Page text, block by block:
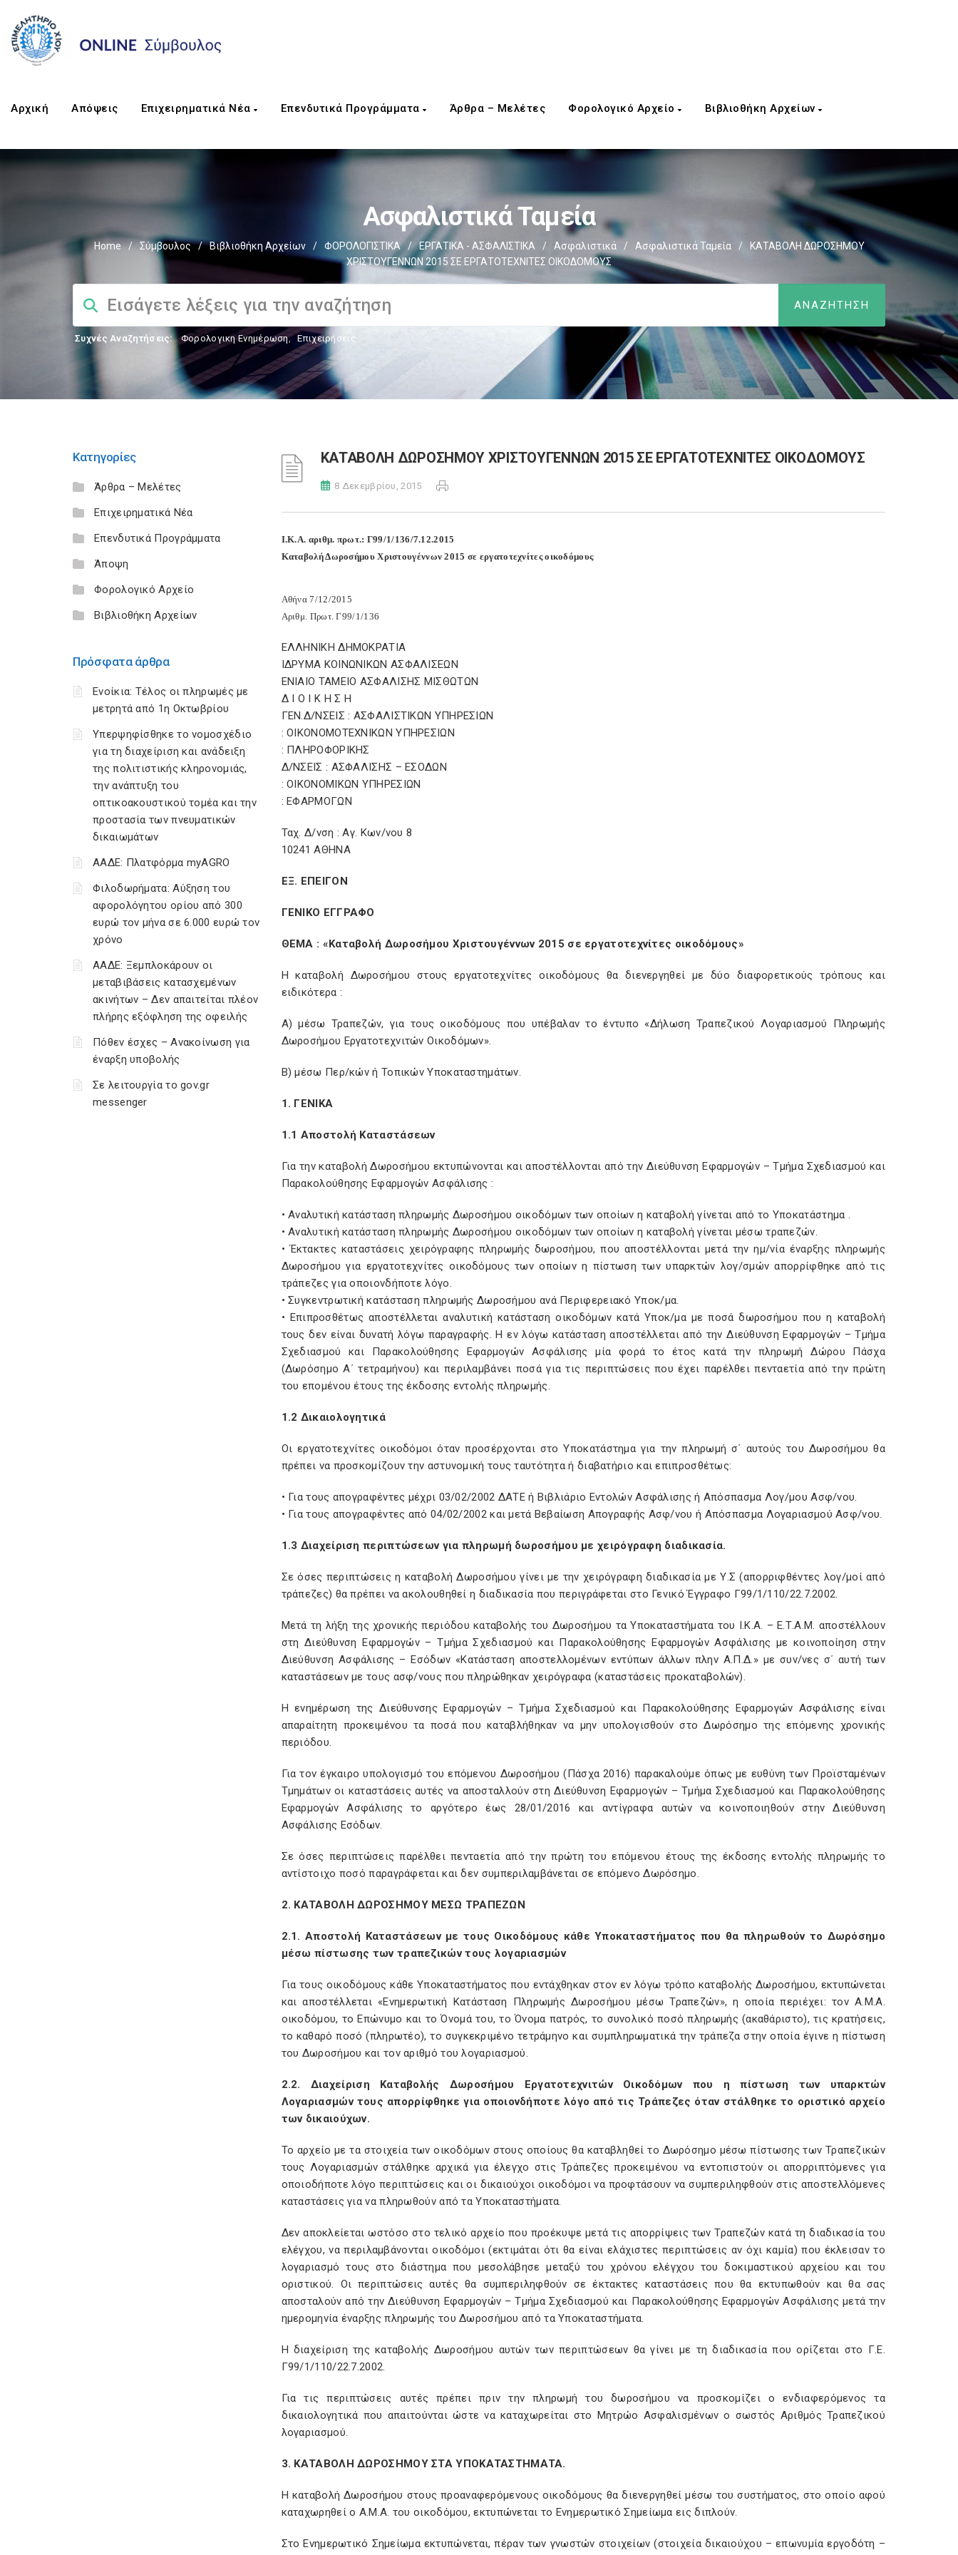
Αρχική Απόψεις Επιχειρηματικά Νέα Επενδυτικά Προγράμματα Άρθρα – Μελέτες Φορολογικό Αρχείο Βιβλιοθήκη Αρχείων
Ασφαλιστικά Ταμεία
Home / Σύμβουλος / Βιβλιοθήκη Αρχείων / ΦΟΡΟΛΟΓΙΣΤΙΚΑ / ΕΡΓΑΤΙΚΑ - ΑΣΦΑΛΙΣΤΙΚΑ / Ασφαλιστικά / Ασφαλιστικά Ταμεία /
ΚΑΤΑΒΟΛΗ ΔΩΡΟΣΗΜΟΥ
ΧΡΙΣΤΟΥΓΕΝΝΩΝ 2015 ΣΕ ΕΡΓΑΤΟΤΕΧΝΙΤΕΣ ΟΙΚΟΔΟΜΟΥΣ
Συχνές Αναζητήσεις: Φορολογικη Ενημέρωση, Επιχειρήσεις
Κατηγορίες
Άρθρα – Μελέτες
Επιχειρηματικά Νέα
Επενδυτικά Προγράμματα
Άποψη
Φορολογικό Αρχείο
Βιβλιοθήκη Αρχείων
Πρόσφατα άρθρα
Ενοίκια: Τέλος οι πληρωμές με
μετρητά από 1η Οκτωβρίου
Υπερψηφίσθηκε το νομοσχέδιο
για τη διαχείριση και ανάδειξη
της πολιτιστικής κληρονομιάς,
την ανάπτυξη του
οπτικοακουστικού τομέα και την
προστασία των πνευματικών
δικαιωμάτων
ΑΑΔΕ: Πλατφόρμα myAGRO
Φιλοδωρήματα: Αύξηση του
αφορολόγητου ορίου από 300
ευρώ τον μήνα σε 6.000 ευρώ τον
χρόνο
ΑΑΔΕ: Ξεμπλοκάρουν οι
μεταβιβάσεις κατασχεμένων
ακινήτων – Δεν απαιτείται πλέον
πλήρης εξόφληση της οφειλής
Πόθεν έσχες – Ανακοίνωση για
έναρξη υποβολής
Σε λειτουργία το gov.gr
messenger
ΚΑΤΑΒΟΛΗ ΔΩΡΟΣΗΜΟΥ ΧΡΙΣΤΟΥΓΕΝΝΩΝ 2015 ΣΕ ΕΡΓΑΤΟΤΕΧΝΙΤΕΣ ΟΙΚΟΔΟΜΟΥΣ
8 Δεκεμβρίου, 2015
Ι.Κ.Α. αριθμ. πρωτ.: Γ99/1/136/7.12.2015
Καταβολή Δωροσήμου Χριστουγέννων 2015 σε εργατοτεχνίτες οικοδόμους
Αθήνα 7/12/2015
Αριθμ. Πρωτ. Γ99/1/136
ΕΛΛΗΝΙΚΗ ΔΗΜΟΚΡΑΤΙΑ
ΙΔΡΥΜΑ ΚΟΙΝΩΝΙΚΩΝ ΑΣΦΑΛΙΣΕΩΝ
ΕΝΙΑΙΟ ΤΑΜΕΙΟ ΑΣΦΑΛΙΣΗΣ ΜΙΣΘΩΤΩΝ
Δ Ι Ο Ι Κ Η Σ Η
ΓΕΝ.Δ/ΝΣΕΙΣ : ΑΣΦΑΛΙΣΤΙΚΩΝ ΥΠΗΡΕΣΙΩΝ
: ΟΙΚΟΝΟΜΟΤΕΧΝΙΚΩΝ ΥΠΗΡΕΣΙΩΝ
: ΠΛΗΡΟΦΟΡΙΚΗΣ
Δ/ΝΣΕΙΣ : ΑΣΦΑΛΙΣΗΣ – ΕΣΟΔΩΝ
: ΟΙΚΟΝΟΜΙΚΩΝ ΥΠΗΡΕΣΙΩΝ
: ΕΦΑΡΜΟΓΩΝ
Ταχ. Δ/νση : Αγ. Κων/νου 8
10241 ΑΘΗΝΑ
ΕΞ. ΕΠΕΙΓΟΝ
ΓΕΝΙΚΟ ΕΓΓΡΑΦΟ
ΘΕΜΑ : «Καταβολή Δωροσήμου Χριστουγέννων 2015 σε εργατοτεχνίτες οικοδόμους»
Η καταβολή Δωροσήμου στους εργατοτεχνίτες οικοδόμους θα διενεργηθεί με δύο διαφορετικούς τρόπους και
ειδικότερα :
Α) μέσω Τραπεζών, για τους οικοδόμους που υπέβαλαν το έντυπο «Δήλωση Τραπεζικού Λογαριασμού Πληρωμής
Δωροσήμου Εργατοτεχνιτών Οικοδόμων».
Β) μέσω Περ/κών ή Τοπικών Υποκαταστημάτων.
1. ΓΕΝΙΚΑ
1.1 Αποστολή Καταστάσεων
Για την καταβολή Δωροσήμου εκτυπώνονται και αποστέλλονται από την Διεύθυνση Εφαρμογών – Τμήμα Σχεδιασμού και
Παρακολούθησης Εφαρμογών Ασφάλισης :
• Αναλυτική κατάσταση πληρωμής Δωροσήμου οικοδόμων των οποίων η καταβολή γίνεται από το Υποκατάστημα .
• Αναλυτική κατάσταση πληρωμής Δωροσήμου οικοδόμων των οποίων η καταβολή γίνεται μέσω τραπεζών.
• Έκτακτες καταστάσεις χειρόγραφης πληρωμής δωροσήμου, που αποστέλλονται μετά την ημ/νία έναρξης πληρωμής
Δωροσήμου για εργατοτεχνίτες οικοδόμους των οποίων η πίστωση των υπαρκτών λογ/σμών απορρίφθηκε από τις
τράπεζες για οποιονδήποτε λόγο.
• Συγκεντρωτική κατάσταση πληρωμής Δωροσήμου ανά Περιφερειακό Υποκ/μα.
• Επιπροσθέτως αποστέλλεται αναλυτική κατάσταση οικοδόμων κατά Υποκ/μα με ποσά δωροσήμου που η καταβολή
τους δεν είναι δυνατή λόγω παραγραφής. Η εν λόγω κατάσταση αποστέλλεται από την Διεύθυνση Εφαρμογών – Τμήμα
Σχεδιασμού και Παρακολούθησης Εφαρμογών Ασφάλισης μία φορά το έτος κατά την πληρωμή Δώρου Πάσχα
(Δωρόσημο Α΄ τετραμήνου) και περιλαμβάνει ποσά για τις περιπτώσεις που έχει παρέλθει πενταετία από την πρώτη
του επομένου έτους της έκδοσης εντολής πληρωμής.
1.2 Δικαιολογητικά
Οι εργατοτεχνίτες οικοδόμοι όταν προσέρχονται στο Υποκατάστημα για την πληρωμή σ΄ αυτούς του Δωροσήμου θα
πρέπει να προσκομίζουν την αστυνομική τους ταυτότητα ή διαβατήριο και επιπροσθέτως:
• Για τους απογραφέντες μέχρι 03/02/2002 ΔΑΤΕ ή Βιβλιάριο Εντολών Ασφάλισης ή Απόσπασμα Λογ/μου Ασφ/νου.
• Για τους απογραφέντες από 04/02/2002 και μετά Βεβαίωση Απογραφής Ασφ/νου ή Απόσπασμα Λογαριασμού Ασφ/νου.
1.3 Διαχείριση περιπτώσεων για πληρωμή δωροσήμου με χειρόγραφη διαδικασία.
Σε όσες περιπτώσεις η καταβολή Δωροσήμου γίνει με την χειρόγραφη διαδικασία με Υ.Σ (απορριφθέντες λογ/μοί από
τράπεζες) θα πρέπει να ακολουθηθεί η διαδικασία που περιγράφεται στο Γενικό Έγγραφο Γ99/1/110/22.7.2002.
Μετά τη λήξη της χρονικής περιόδου καταβολής του Δωροσήμου τα Υποκαταστήματα του Ι.Κ.Α. – Ε.Τ.Α.Μ. αποστέλλουν
στη Διεύθυνση Εφαρμογών – Τμήμα Σχεδιασμού και Παρακολούθησης Εφαρμογών Ασφάλισης με κοινοποίηση στην
Διεύθυνση Ασφάλισης – Εσόδων «Κατάσταση αποστελλομένων εντύπων άλλων πλην Α.Π.Δ.» με συν/νες σ΄ αυτή των
καταστάσεων με τους ασφ/νους που πληρώθηκαν χειρόγραφα (καταστάσεις προκαταβολών).
Η ενημέρωση της Διεύθυνσης Εφαρμογών – Τμήμα Σχεδιασμού και Παρακολούθησης Εφαρμογών Ασφάλισης είναι
απαραίτητη προκειμένου τα ποσά που καταβλήθηκαν να μην υπολογισθούν στο Δωρόσημο της επόμενης χρονικής
περιόδου.
Για τον έγκαιρο υπολογισμό του επόμενου Δωροσήμου (Πάσχα 2016) παρακαλούμε όπως με ευθύνη των Προϊσταμένων
Τμημάτων οι καταστάσεις αυτές να αποσταλλούν στη Διεύθυνση Εφαρμογών – Τμήμα Σχεδιασμού και Παρακολούθησης
Εφαρμογών Ασφάλισης το αργότερο έως 28/01/2016 και αντίγραφα αυτών να κοινοποιηθούν στην Διεύθυνση
Ασφάλισης Εσόδων.
Σε όσες περιπτώσεις παρέλθει πενταετία από την πρώτη του επόμενου έτους της έκδοσης εντολής πληρωμής το
αντίστοιχο ποσό παραγράφεται και δεν συμπεριλαμβάνεται σε επόμενο Δωρόσημο.
2. ΚΑΤΑΒΟΛΗ ΔΩΡΟΣΗΜΟΥ ΜΕΣΩ ΤΡΑΠΕΖΩΝ
2.1. Αποστολή Καταστάσεων με τους Οικοδόμους κάθε Υποκαταστήματος που θα πληρωθούν το Δωρόσημο
μέσω πίστωσης των τραπεζικών τους λογαριασμών
Για τους οικοδόμους κάθε Υποκαταστήματος που εντάχθηκαν στον εν λόγω τρόπο καταβολής Δωροσήμου, εκτυπώνεται
και αποστέλλεται «Ενημερωτική Κατάσταση Πληρωμής Δωροσήμου μέσω Τραπεζών», η οποία περιέχει: τον Α.Μ.Α.
οικοδόμου, το Επώνυμο και το Όνομά του, το Όνομα πατρός, το συνολικό ποσό πληρωμής (ακαθάριστο), τις κρατήσεις,
το καθαρό ποσό (πληρωτέο), το συγκεκριμένο τετράμηνο και συμπληρωματικά την τράπεζα στην οποία έγινε η πίστωση
του Δωροσήμου και τον αριθμό του λογαριασμού.
2.2. Διαχείριση Καταβολής Δωροσήμου Εργατοτεχνιτών Οικοδόμων που η πίστωση των υπαρκτών
Λογαριασμών τους απορρίφθηκε για οποιονδήποτε λόγο από τις Τράπεζες όταν στάλθηκε το οριστικό αρχείο
των δικαιούχων.
Το αρχείο με τα στοιχεία των οικοδόμων στους οποίους θα καταβληθεί το Δωρόσημο μέσω πίστωσης των Τραπεζικών
τους Λογαριασμών στάλθηκε αρχικά για έλεγχο στις Τράπεζες προκειμένου να εντοπιστούν οι απορριπτόμενες για
οποιοδήποτε λόγο περιπτώσεις και οι δικαιούχοι οικοδόμοι να προφτάσουν να συμπεριληφθούν στις αποστελλόμενες
καταστάσεις για να πληρωθούν από τα Υποκαταστήματα.
Δεν αποκλείεται ωστόσο στο τελικό αρχείο που προέκυψε μετά τις απορρίψεις των Τραπεζών κατά τη διαδικασία του
ελέγχου, να περιλαμβάνονται οικοδόμοι (εκτιμάται ότι θα είναι ελάχιστες περιπτώσεις αν όχι καμία) που έκλεισαν το
λογαριασμό τους στο διάστημα που μεσολάβησε μεταξύ του χρόνου ελέγχου του δοκιμαστικού αρχείου και του
οριστικού. Οι περιπτώσεις αυτές θα συμπεριληφθούν σε έκτακτες καταστάσεις που θα εκτυπωθούν και θα σας
αποσταλούν από την Διεύθυνση Εφαρμογών – Τμήμα Σχεδιασμού και Παρακολούθησης Εφαρμογών Ασφάλισης μετά την
ημερομηνία έναρξης πληρωμής του Δωροσήμου από τα Υποκαταστήματα.
Η διαχείριση της καταβολής Δωροσήμου αυτών των περιπτώσεων θα γίνει με τη διαδικασία που ορίζεται στο Γ.Ε.
Γ99/1/110/22.7.2002.
Για τις περιπτώσεις αυτές πρέπει πριν την πληρωμή του δωροσήμου να προσκομίζει ο ενδιαφερόμενος τα
δικαιολογητικά που απαιτούνται ώστε να καταχωρείται στο Μητρώο Ασφαλισμένων ο σωστός Αριθμός Τραπεζικού
λογαριασμού.
3. ΚΑΤΑΒΟΛΗ ΔΩΡΟΣΗΜΟΥ ΣΤΑ ΥΠΟΚΑΤΑΣΤΗΜΑΤΑ.
Η καταβολή Δωροσήμου στους προαναφερόμενους οικοδόμους θα διενεργηθεί μέσω του συστήματος, στο οποίο αφού
καταχωρηθεί ο Α.Μ.Α. του οικοδόμου, εκτυπώνεται το Ενημερωτικό Σημείωμα εις διπλούν.
Στο Ενημερωτικό Σημείωμα εκτυπώνεται, πέραν των γνωστών στοιχείων (στοιχεία δικαιούχου – επωνυμία εργοδότη –